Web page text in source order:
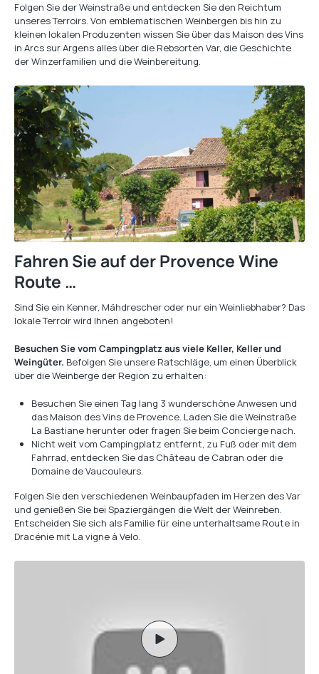
Folgen Sie der Weinstraße und entdecken Sie den Reichtum
unseres Terroirs. Von emblematischen Weinbergen bis hin zu
kleinen lokalen Produzenten wissen Sie über das Maison des Vins
in Arcs sur Argens alles über die Rebsorten Var, die Geschichte
der Winzerfamilien und die Weinbereitung.
Fahren Sie auf der Provence Wine
Route …
Sind Sie ein Kenner, Mähdrescher oder nur ein Weinliebhaber? Das
lokale Terroir wird Ihnen angeboten!
Besuchen Sie vom Campingplatz aus viele Keller, Keller und
Weingüter. Befolgen Sie unsere Ratschläge, um einen Überblick
über die Weinberge der Region zu erhalten:
Besuchen Sie einen Tag lang 3 wunderschöne Anwesen und
das Maison des Vins de Provence. Laden Sie die Weinstraße
La Bastiane herunter oder fragen Sie beim Concierge nach.
Nicht weit vom Campingplatz entfernt, zu Fuß oder mit dem
Fahrrad, entdecken Sie das Château de Cabran oder die
Domaine de Vaucouleurs.
Folgen Sie den verschiedenen Weinbaupfaden im Herzen des Var
und genießen Sie bei Spaziergängen die Welt der Weinreben.
Entscheiden Sie sich als Familie für eine unterhaltsame Route in
Dracénie mit La vigne à Velo.